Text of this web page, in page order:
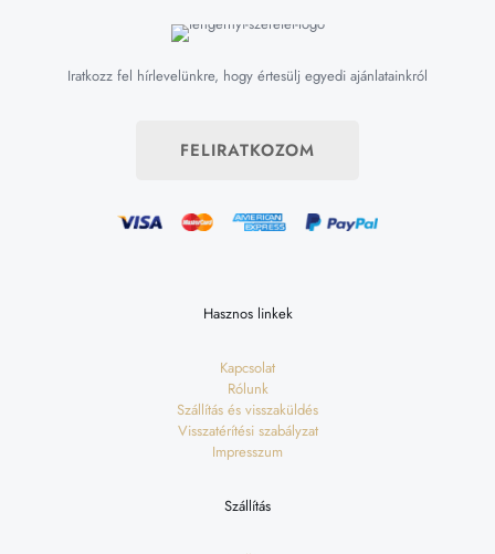
Iratkozz fel hírlevelünkre, hogy értesülj egyedi ajánlatainkról
FELIRATKOZOM
Hasznos linkek
Kapcsolat
Rólunk
Szállítás és visszaküldés
Visszatérítési szabályzat
Impresszum
Szállítás